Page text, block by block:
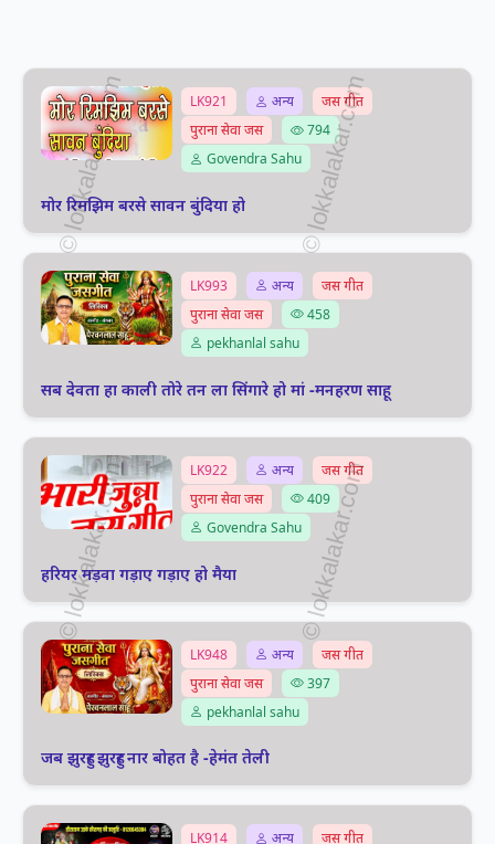
LK921 अन्य
जस गीत
पुराना सेवा जस
794
Govendra Sahu
मोर रिमझिम बरसे सावन बुंदिया हो
LK993 अन्य
जस गीत
पुराना सेवा जस
458
pekhanlal sahu
सब देवता हा काली तोरे तन ला सिंगारे हो मां -मनहरण साहू
LK922 अन्य
जस गीत
पुराना सेवा जस
409
Govendra Sahu
हरियर मड़वा गड़ाए गड़ाए हो मैया
LK948 अन्य
जस गीत
पुराना सेवा जस
397
pekhanlal sahu
जब झुरहुर झुरहुर नार बोहत है -हेमंत तेली
LK914 अन्य जस गीत